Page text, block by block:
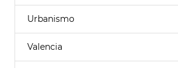
Urbanismo
Valencia